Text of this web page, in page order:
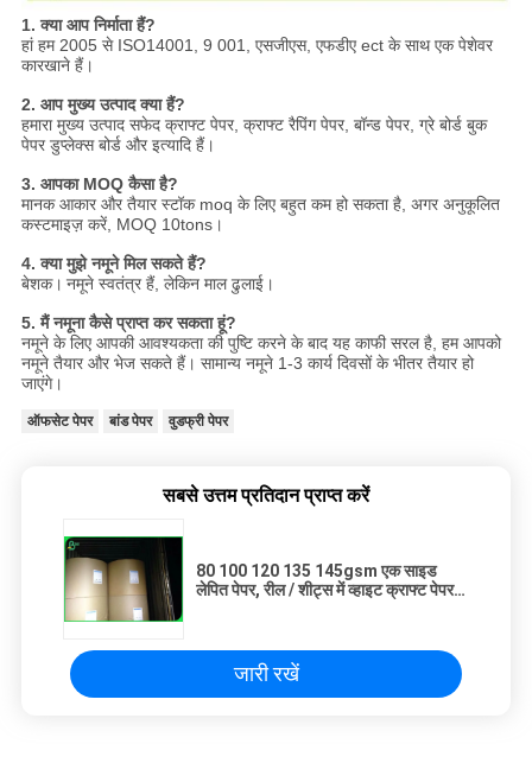
1. क्या आप निर्माता हैं?
हां हम 2005 से ISO14001, 9 001, एसजीएस, एफडीए ect के साथ एक पेशेवर
कारखाने हैं।
2. आप मुख्य उत्पाद क्या हैं?
हमारा मुख्य उत्पाद सफेद क्राफ्ट पेपर, क्राफ्ट रैपिंग पेपर, बॉन्ड पेपर, ग्रे बोर्ड बुक
पेपर डुप्लेक्स बोर्ड और इत्यादि हैं।
3. आपका MOQ कैसा है?
मानक आकार और तैयार स्टॉक moq के लिए बहुत कम हो सकता है, अगर अनुकूलित
कस्टमाइज़ करें, MOQ 10tons।
4. क्या मुझे नमूने मिल सकते हैं?
बेशक। नमूने स्वतंत्र हैं, लेकिन माल ढुलाई।
5. मैं नमूना कैसे प्राप्त कर सकता हूं?
नमूने के लिए आपकी आवश्यकता की पुष्टि करने के बाद यह काफी सरल है, हम आपको
नमूने तैयार और भेज सकते हैं। सामान्य नमूने 1-3 कार्य दिवसों के भीतर तैयार हो
जाएंगे।
ऑफसेट पेपर बांड पेपर वुडफ्री पेपर
सबसे उत्तम प्रतिदान प्राप्त करें
80 100 120 135 145gsm एक साइड
लेपित पेपर, रील / शीट्स में व्हाइट क्राफ्ट पेपर
जारी रखें